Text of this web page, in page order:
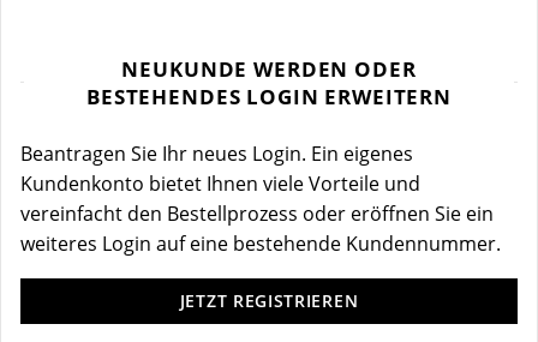
NEUKUNDE WERDEN ODER
BESTEHENDES LOGIN ERWEITERN
Beantragen Sie Ihr neues Login. Ein eigenes
Kundenkonto bietet Ihnen viele Vorteile und
vereinfacht den Bestellprozess oder eröffnen Sie ein
weiteres Login auf eine bestehende Kundennummer.
JETZT REGISTRIEREN